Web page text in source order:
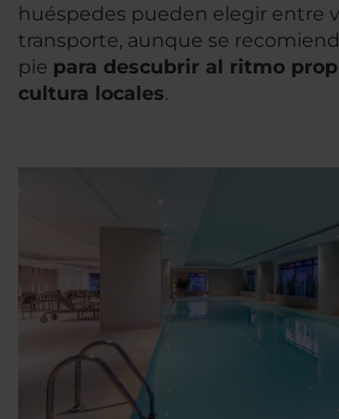
huéspedes pueden elegir entre
transporte, aunque se
pie para descubrir al ritmo
cultura locales.